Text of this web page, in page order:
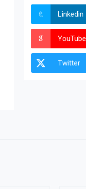
Linkedin
YouTube
Twitter